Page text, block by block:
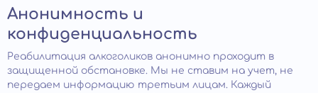
Анонимность и
конфиденциальность
Реабилитация алкоголиков анонимно проходит в
защищенной обстановке. Мы не ставим на учет, не
передаем информацию третьим лицам. Каждый